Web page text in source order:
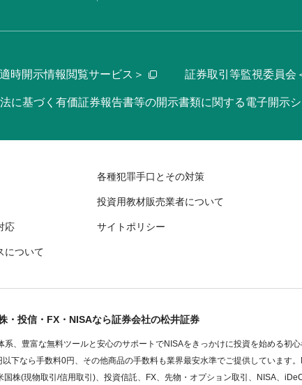
時開示情報閲覧サービス＞ 証券取引等監視委員会
に基づく有価証券報告書等の開示書類に関する電子開示
各種犯罪手口とその対策
投資用教材販売業者について
応 サイトポリシー
について
・投信・FX・NISAなら証券会社の松井証券
、豊富な無料ツールと安心のサポートでNISAをきっかけに投資を始める初心
下なら手数料0円、その他商品の手数料も業界最安水準でご提供しています
国株(現物取引/信用取引)、投資信託、FX、先物・オプション取引、NISA、